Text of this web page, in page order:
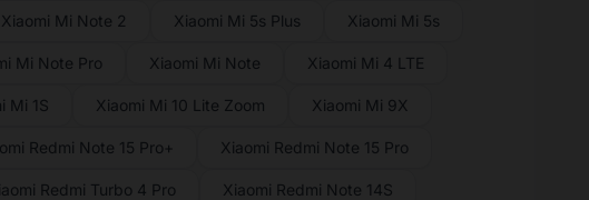
Xiaomi Mi Note 2 Xiaomi Mi 5s Plus Xiaomi Mi 5s
Mi Note Pro Xiaomi Mi Note Xiaomi Mi 4 LTE
Mi 1S Xiaomi Mi 10 Lite Zoom Xiaomi Mi 9X
Redmi Note 15 Pro+ Xiaomi Redmi Note 15 Pro
Redmi Turbo 4 Pro Xiaomi Redmi Note 14S